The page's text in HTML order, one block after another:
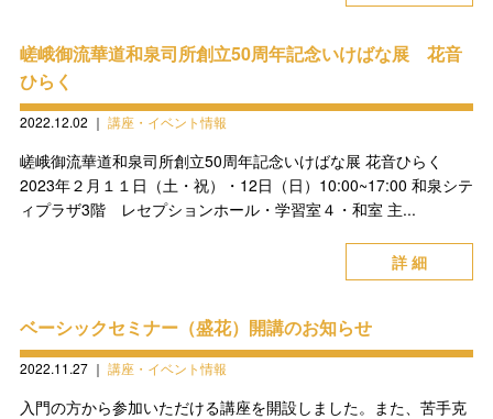
嵯峨御流華道和泉司所創立50周年記念いけばな展 花音
ひらく
2022.12.02 ｜ 講座・イベント情報
嵯峨御流華道和泉司所創立50周年記念いけばな展 花音ひらく
2023年２月１１日（土・祝）・12日（日）10:00~17:00 和泉シテ
ィプラザ3階 レセプションホール・学習室４・和室 主...
詳 細
ベーシックセミナー（盛花）開講のお知らせ
2022.11.27｜ 講座・イベント情報
入門の方から参加いただける講座を開設しました。また、苦手克